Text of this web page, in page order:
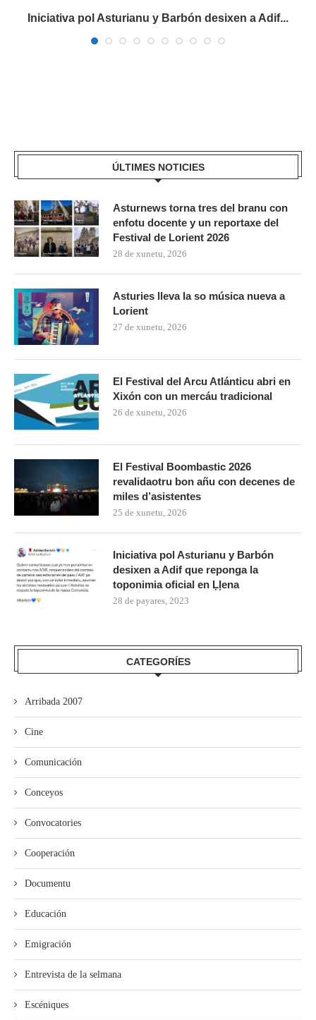
Iniciativa pol Asturianu y Barbón desixen a Adif...
ÚLTIMES NOTICIES
Asturnews torna tres del branu con
enfotu docente y un reportaxe del
Festival de Lorient 2026
28 de xunetu, 2026
Asturies lleva la so música nueva a
Lorient
27 de xunetu, 2026
El Festival del Arcu Atlánticu abri en
Xixón con un mercáu tradicional
26 de xunetu, 2026
El Festival Boombastic 2026
revalidaotru bon añu con decenes de
miles d’asistentes
25 de xunetu, 2026
Iniciativa pol Asturianu y Barbón
desixen a Adif que reponga la
toponimia oficial en Ḷḷena
28 de payares, 2023
CATEGORÍES
Arribada 2007
Cine
Comunicación
Conceyos
Convocatories
Cooperación
Documentu
Educación
Emigración
Entrevista de la selmana
Escéniques